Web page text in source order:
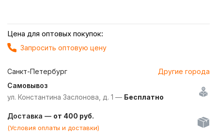
Цена для оптовых покупок:
Запросить оптовую цену
Санкт-Петербург
Другие города
Самовывоз
ул. Константина Заслонова, д. 1 — Бесплатно
Доставка — от 400 руб.
(Условия оплаты и доставки)